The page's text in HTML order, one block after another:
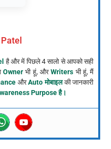
है और में पिछले 4 सालो से आपको सही
Ownerभी हूं, औरWriters भी हूं, मैं
औरAuto मोबाइलकी जानकारी
Purpose है।